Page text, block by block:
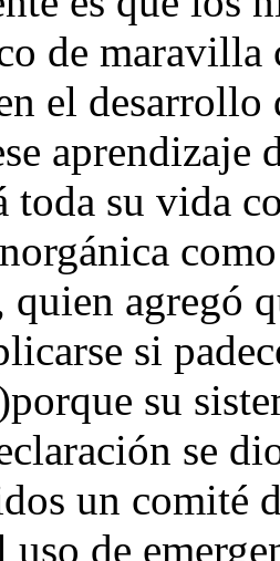
de maravilla
el
toda su vida
agregó
si
su
se
un comité
uso de